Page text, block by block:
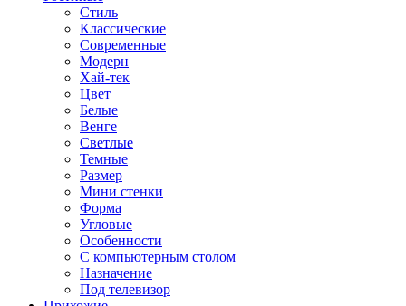
Стиль
Классические
Современные
Модерн
Хай-тек
Цвет
Белые
Венге
Светлые
Темные
Размер
Мини стенки
Форма
Угловые
Особенности
С компьютерным столом
Назначение
Под телевизор